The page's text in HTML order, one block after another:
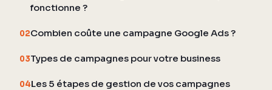
fonctionne ?
02Combien coûte une campagne Google Ads ?
03Types de campagnes pour votre business
04Les 5 étapes de gestion de vos campagnes